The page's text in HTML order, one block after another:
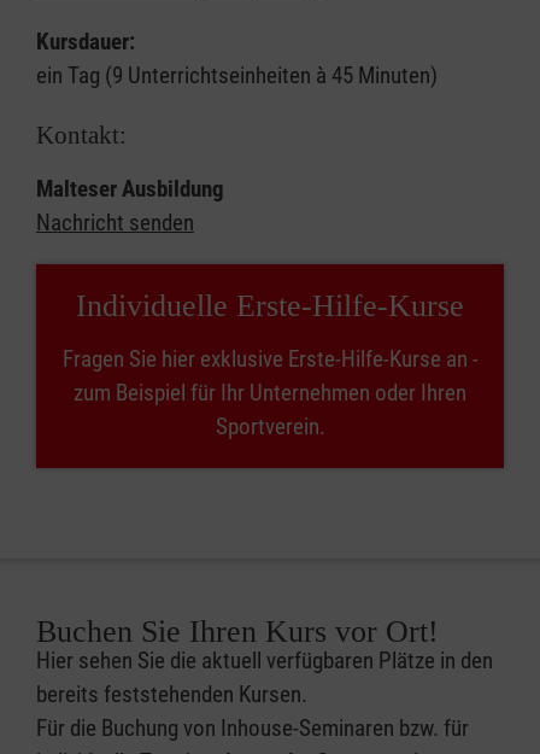
Kursdauer:
ein Tag (9 Unterrichtseinheiten à 45 Minuten)
Kontakt:
Malteser Ausbildung
Nachricht senden
Individuelle Erste-Hilfe-Kurse
Fragen Sie hier exklusive Erste-Hilfe-Kurse an -
zum Beispiel für Ihr Unternehmen oder Ihren
Sportverein.
Buchen Sie Ihren Kurs vor Ort!
Hier sehen Sie die aktuell verfügbaren Plätze in den
bereits feststehenden Kursen.
Für die Buchung von Inhouse-Seminaren bzw. für